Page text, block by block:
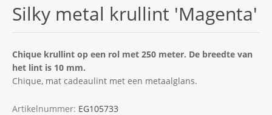
Silky metal krullint 'Magenta'
Chique krullint op een rol met 250 meter. De breedte van
het lint is 10 mm.
Chique, mat cadeaulint met een metaalglans.
Artikelnummer: EG105733